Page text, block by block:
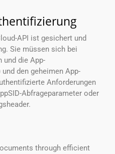
API ist gesichert und
Sie müssen sich bei
und die App-
den geheimen App-
Anforderungen
Abfrageparameter oder
through efficient